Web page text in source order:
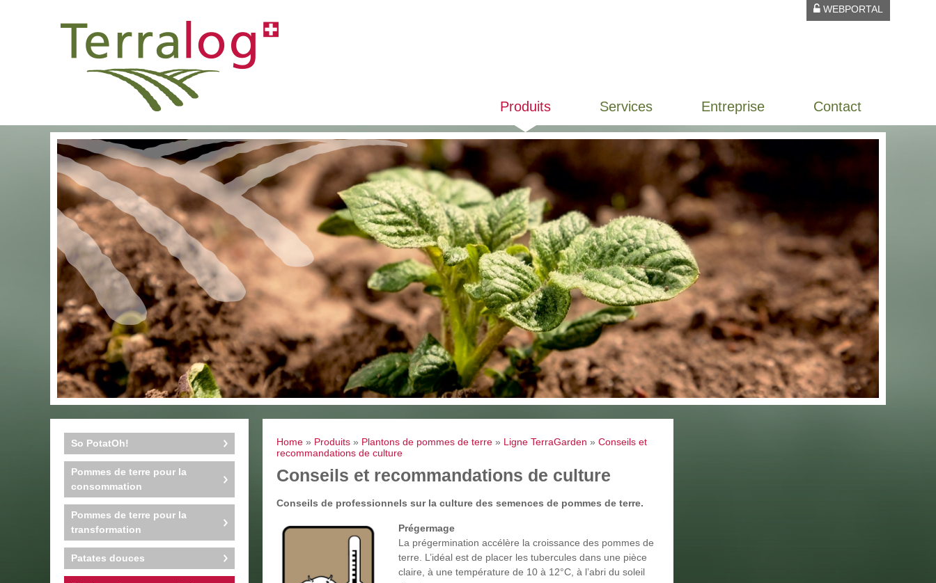
WEBPORTAL
Produits Services Entreprise Contact
Home » Produits » Plantons de pommes de terre » Ligne TerraGarden » Conseils et
recommandations de culture
Conseils et recommandations de culture
Conseils de professionnels sur la culture des semences de pommes de terre.
Prégermage
La prégermination accélère la croissance des pommes de
terre. L’idéal est de placer les tubercules dans une pièce
claire, à une température de 10 à 12°C, à l’abri du soleil
So PotatOh!
Pommes de terre pour la
consommation
Pommes de terre pour la
transformation
Patates douces